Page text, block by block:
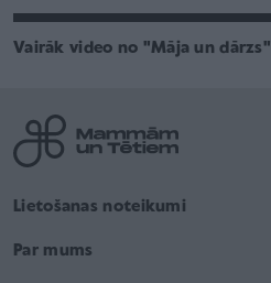
Vairāk video no "Māja un dārzs"
Lietošanas noteikumi
Par mums